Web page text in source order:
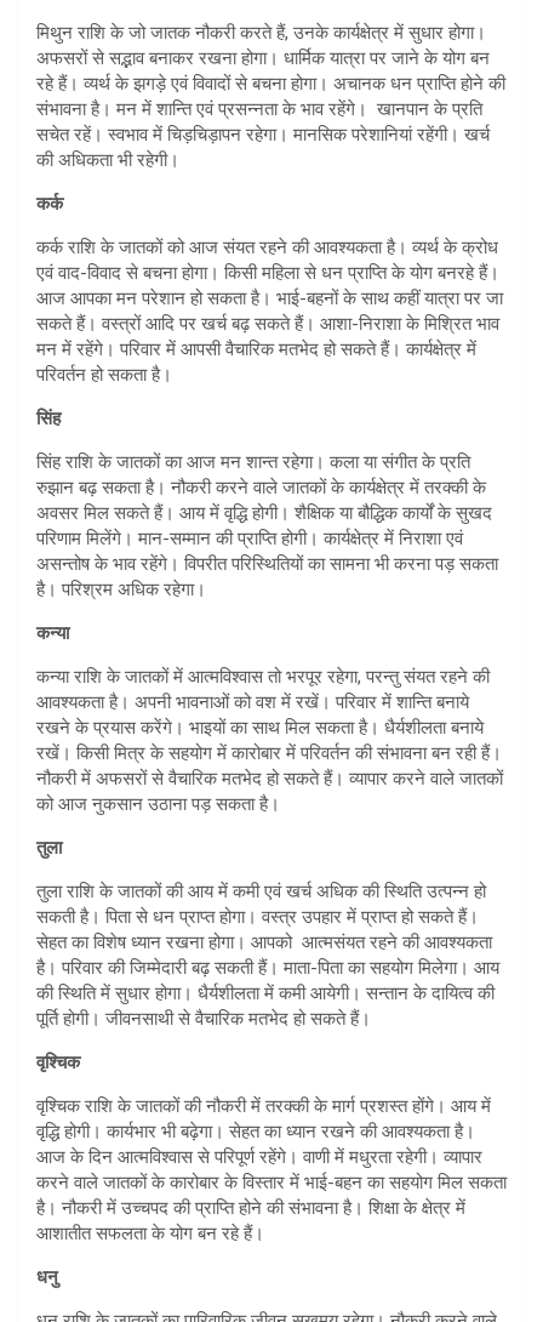
मिथुन राशि के जो जातक नौकरी करते हैं, उनके कार्यक्षेत्र में सुधार होगा।
अफसरों से सद्भाव बनाकर रखना होगा। धार्मिक यात्रा पर जाने के योग बन
रहे हैं। व्यर्थ के झगड़े एवं विवादों से बचना होगा। अचानक धन प्राप्ति होने की
संभावना है। मन में शान्ति एवं प्रसन्नता के भाव रहेंगे। खानपान के प्रति
सचेत रहें। स्वभाव में चिड़चिड़ापन रहेगा। मानसिक परेशानियां रहेंगी। खर्च
की अधिकता भी रहेगी।
कर्क
कर्क राशि के जातकों को आज संयत रहने की आवश्यकता है। व्यर्थ के क्रोध
एवं वाद-विवाद से बचना होगा। किसी महिला से धन प्राप्ति के योग बनरहे हैं।
आज आपका मन परेशान हो सकता है। भाई-बहनों के साथ कहीं यात्रा पर जा
सकते हैं। वस्त्रों आदि पर खर्च बढ़ सकते हैं। आशा-निराशा के मिश्रित भाव
मन में रहेंगे। परिवार में आपसी वैचारिक मतभेद हो सकते हैं। कार्यक्षेत्र में
परिवर्तन हो सकता है।
सिंह
सिंह राशि के जातकों का आज मन शान्त रहेगा। कला या संगीत के प्रति
रुझान बढ़ सकता है। नौकरी करने वाले जातकों के कार्यक्षेत्र में तरक्की के
अवसर मिल सकते हैं। आय में वृद्धि होगी। शैक्षिक या बौद्धिक कार्यों के सुखद
परिणाम मिलेंगे। मान-सम्मान की प्राप्ति होगी। कार्यक्षेत्र में निराशा एवं
असन्तोष के भाव रहेंगे। विपरीत परिस्थितियों का सामना भी करना पड़ सकता
है। परिश्रम अधिक रहेगा।
कन्या
कन्या राशि के जातकों में आत्मविश्वास तो भरपूर रहेगा, परन्तु संयत रहने की
आवश्यकता है। अपनी भावनाओं को वश में रखें। परिवार में शान्ति बनाये
रखने के प्रयास करेंगे। भाइयों का साथ मिल सकता है। धैर्यशीलता बनाये
रखें। किसी मित्र के सहयोग में कारोबार में परिवर्तन की संभावना बन रही हैं।
नौकरी में अफसरों से वैचारिक मतभेद हो सकते हैं। व्यापार करने वाले जातकों
को आज नुकसान उठाना पड़ सकता है।
तुला
तुला राशि के जातकों की आय में कमी एवं खर्च अधिक की स्थिति उत्पन्न हो
सकती है। पिता से धन प्राप्त होगा। वस्त्र उपहार में प्राप्त हो सकते हैं।
सेहत का विशेष ध्यान रखना होगा। आपको आत्मसंयत रहने की आवश्यकता
है। परिवार की जिम्मेदारी बढ़ सकती हैं। माता-पिता का सहयोग मिलेगा। आय
की स्थिति में सुधार होगा। धैर्यशीलता में कमी आयेगी। सन्तान के दायित्व की
पूर्ति होगी। जीवनसाथी से वैचारिक मतभेद हो सकते हैं।
वृश्चिक
वृश्चिक राशि के जातकों की नौकरी में तरक्की के मार्ग प्रशस्त होंगे। आय में
वृद्धि होगी। कार्यभार भी बढ़ेगा। सेहत का ध्यान रखने की आवश्यकता है।
आज के दिन आत्मविश्वास से परिपूर्ण रहेंगे। वाणी में मधुरता रहेगी। व्यापार
करने वाले जातकों के कारोबार के विस्तार में भाई-बहन का सहयोग मिल सकता
है। नौकरी में उच्चपद की प्राप्ति होने की संभावना है। शिक्षा के क्षेत्र में
आशातीत सफलता के योग बन रहे हैं।
धनु